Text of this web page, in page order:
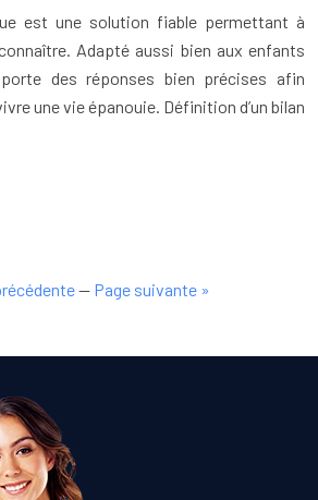
est une solution fiable permettant à
Adapté aussi bien aux enfants
des réponses bien précises afin
une vie épanouie. Définition d’un bilan
— Page suivante »